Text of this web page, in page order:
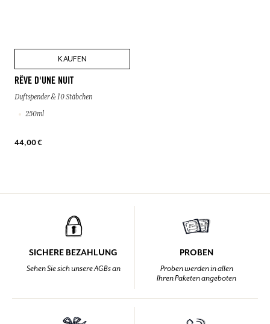
KAUFEN
RÊVE D'UNE NUIT
Duftspender & 10 Stäbchen
250ml
44,00 €
SICHERE BEZAHLUNG
Sehen Sie sich unsere AGBs an
PROBEN
Proben werden in allen
Ihren Paketen angeboten